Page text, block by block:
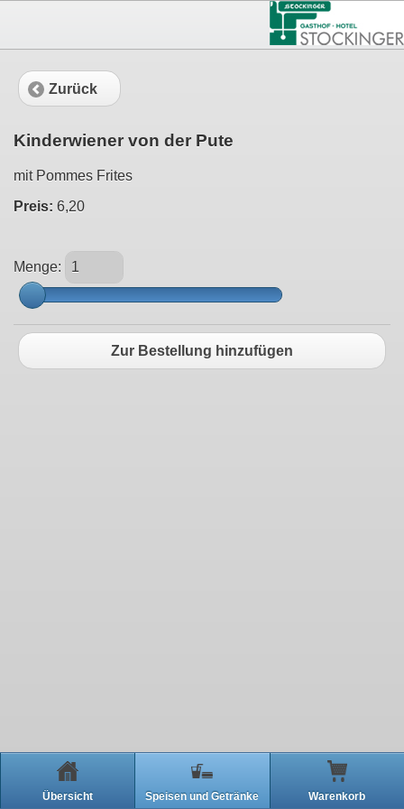
Zurück
Kinderwiener von der Pute
mit Pommes Frites
Preis: 6,20
Menge:
Zur Bestellung hinzufügen
Übersicht Speisen und Getränke Warenkorb